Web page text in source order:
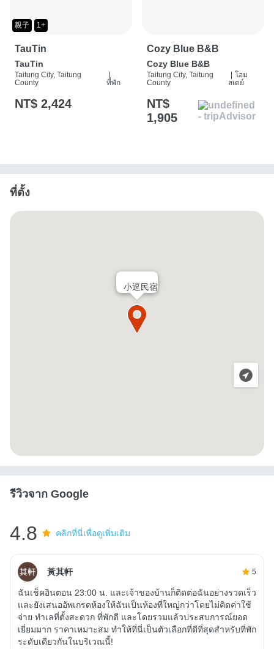
親子 1+
TauTin
TauTin
Taitung City, Taitung
County
ที่พัก
NT$ 2,424
Cozy Blue B&B
Cozy Blue B&B
Taitung City, Taitung
County
โฮม
สเตย์
NT$
1,905
ที่ตั้ง
小逗民宿
รีวิวจาก Google
4.8 คลิกที่นี่เพื่อดูเพิ่มเติม
黃其軒 5
ฉันเช็คอินตอน 23:00 น. และเจ้าของบ้านก็ติดต่อฉันอย่างรวดเร็ว
และยังเสนออัพเกรดห้องให้ฉันเป็นห้องที่ใหญ่กว่าโดยไม่คิดค่าใช้
จ่าย ทำเลที่ตั้งสะดวก ที่พักดี และโดยรวมแล้วประสบการณ์ยอด
เยี่ยมมาก ราคาเหมาะสม ทำให้ที่นี่เป็นตัวเลือกที่ดีที่สุดสำหรับที่พัก
ระดับเดียวกันในบริเวณนี้!